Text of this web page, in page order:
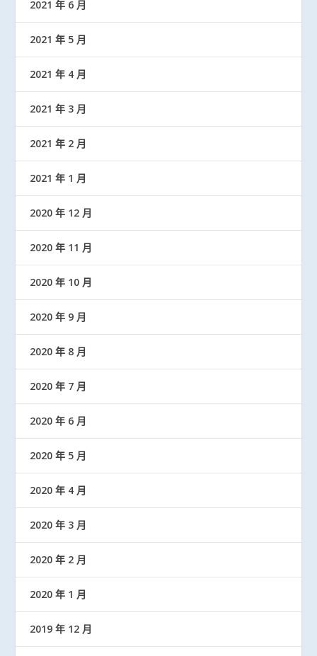
2021 年 6 月
2021 年 5 月
2021 年 4 月
2021 年 3 月
2021 年 2 月
2021 年 1 月
2020 年 12 月
2020 年 11 月
2020 年 10 月
2020 年 9 月
2020 年 8 月
2020 年 7 月
2020 年 6 月
2020 年 5 月
2020 年 4 月
2020 年 3 月
2020 年 2 月
2020 年 1 月
2019 年 12 月